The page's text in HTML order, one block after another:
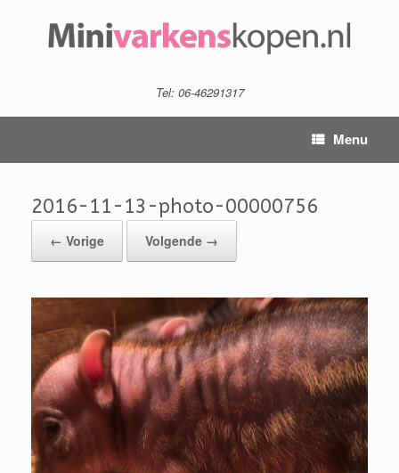
Tel: 06-46291317
Menu
2016-11-13-photo-00000756
← Vorige Volgende →